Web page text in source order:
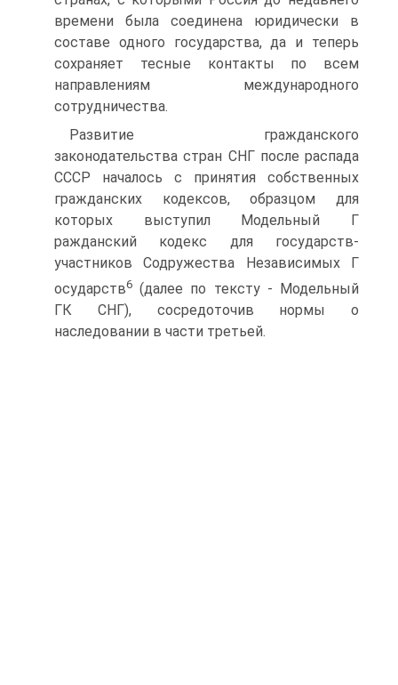
времени была соединена юридически в
составе одного государства, да и теперь
сохраняет тесные контакты по всем
направлениям международного
сотрудничества.
Развитие гражданского
законодательства стран СНГ после распада
СССР началось с принятия собственных
гражданских кодексов, образцом для
которых выступил Модельный Г
ражданский кодекс для государств-
участников Содружества Независимых Г
осударств6 (далее по тексту - Модельный
ГК СНГ), сосредоточив нормы о
наследовании в части третьей.